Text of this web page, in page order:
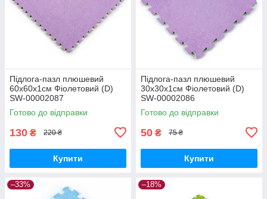
Підлога-пазл плюшевий
60х60х1см Фіолетовий (D)
SW-00002087
Готово до відправки
130 ₴ 220 ₴
Купити
Підлога-пазл плюшевий
30х30х1см Фіолетовий (D)
SW-00002086
Готово до відправки
50 ₴ 75 ₴
Купити
–33% –18%